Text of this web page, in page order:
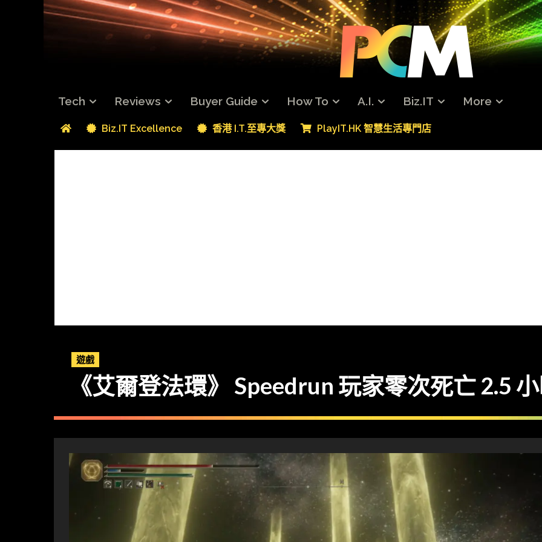
Tech Reviews Buyer Guide How To A.I. Biz.IT More
Biz.IT Excellence 香港 I.T.至專大獎 PlayIT.HK 智慧生活專門店
遊戲
《艾爾登法環》 Speedrun 玩家零次死亡 2.5